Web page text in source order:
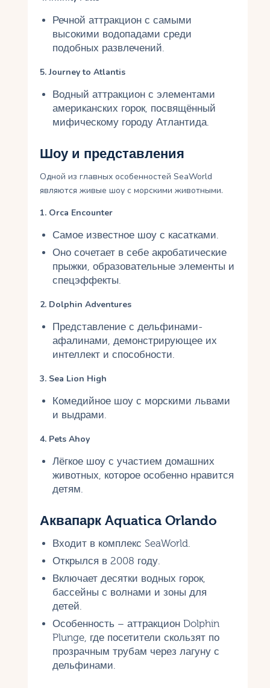
Речной аттракцион с самыми
высокими водопадами среди
подобных развлечений.
5. Journey to Atlantis
Водный аттракцион с элементами
американских горок, посвящённый
мифическому городу Атлантида.
Шоу и представления
Одной из главных особенностей SeaWorld
являются живые шоу с морскими животными.
1. Orca Encounter
Самое известное шоу с касатками.
Оно сочетает в себе акробатические
прыжки, образовательные элементы и
спецэффекты.
2. Dolphin Adventures
Представление с дельфинами-
афалинами, демонстрирующее их
интеллект и способности.
3. Sea Lion High
Комедийное шоу с морскими львами
и выдрами.
4. Pets Ahoy
Лёгкое шоу с участием домашних
животных, которое особенно нравится
детям.
Аквапарк Aquatica Orlando
Входит в комплекс SeaWorld.
Открылся в 2008 году.
Включает десятки водных горок,
бассейны с волнами и зоны для
детей.
Особенность – аттракцион Dolphin
Plunge, где посетители скользят по
прозрачным трубам через лагуну с
дельфинами.